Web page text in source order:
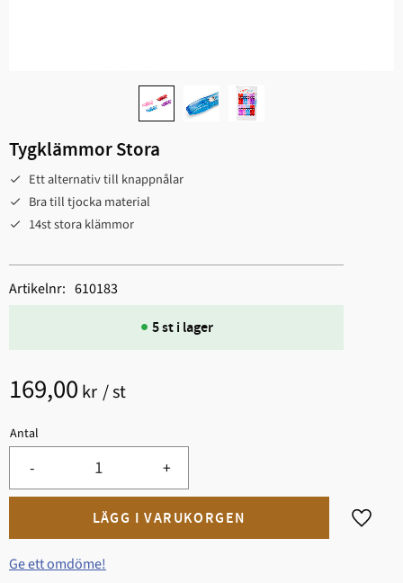
Tygklämmor Stora
Ett alternativ till knappnålar
Bra till tjocka material
14st stora klämmor
169,00 kr /st
Antal
+
-
Lägg
5 st i lager
Artikelnr 610183
Ge ett omdöme!